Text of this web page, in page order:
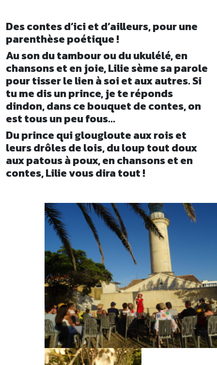
Des contes d’ici et d’ailleurs, pour une
parenthèse poétique !
Au son du tambour ou du ukulélé, en
chansons et en joie, Lilie sème sa parole
pour tisser le lien à soi et aux autres. Si
tu me dis un prince, je te réponds
dindon, dans ce bouquet de contes, on
est tous un peu fous…
Du prince qui glougloute aux rois et
leurs drôles de lois, du loup tout doux
aux patous à poux, en chansons et en
contes, Lilie vous dira tout !